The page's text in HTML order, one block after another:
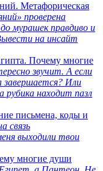
Метафорическая
проверена
мурашек правдиво и
на инсайт
Почему многие
звучит. А если
завершается? Или
рубика находит пазл
письмена, коды и
связь
выходили твои
многие души